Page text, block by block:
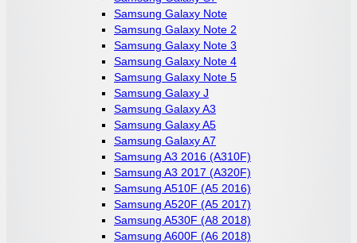
Samsung Galaxy Note
Samsung Galaxy Note 2
Samsung Galaxy Note 3
Samsung Galaxy Note 4
Samsung Galaxy Note 5
Samsung Galaxy J
Samsung Galaxy A3
Samsung Galaxy A5
Samsung Galaxy A7
Samsung A3 2016 (A310F)
Samsung A3 2017 (A320F)
Samsung A510F (A5 2016)
Samsung A520F (A5 2017)
Samsung A530F (A8 2018)
Samsung A600F (A6 2018)